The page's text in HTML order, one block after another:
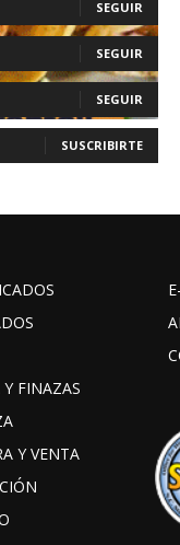
SEGUIR
SEGUIR
SEGUIR
SUSCRIBIRTE
FINAZAS
Y VENTA